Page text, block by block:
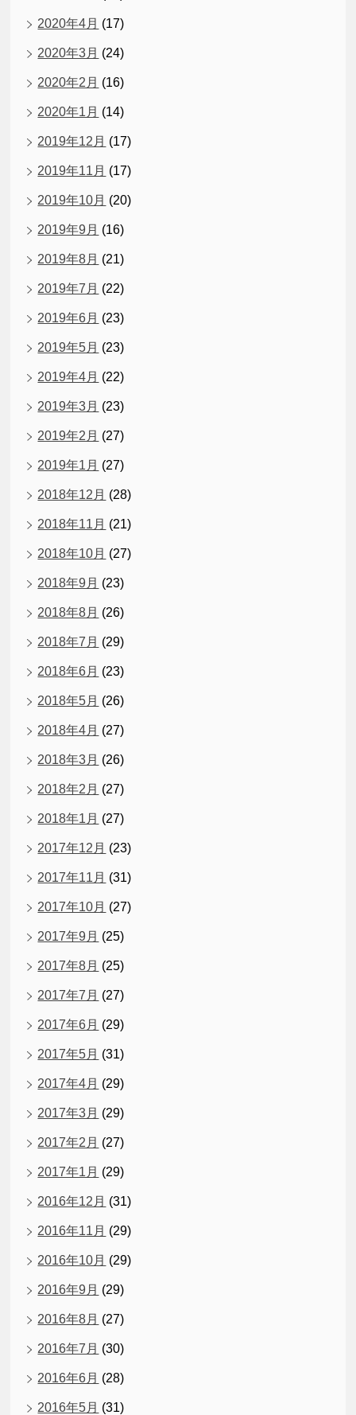
2020年4月 (17)
2020年3月 (24)
2020年2月 (16)
2020年1月 (14)
2019年12月 (17)
2019年11月 (17)
2019年10月 (20)
2019年9月 (16)
2019年8月 (21)
2019年7月 (22)
2019年6月 (23)
2019年5月 (23)
2019年4月 (22)
2019年3月 (23)
2019年2月 (27)
2019年1月 (27)
2018年12月 (28)
2018年11月 (21)
2018年10月 (27)
2018年9月 (23)
2018年8月 (26)
2018年7月 (29)
2018年6月 (23)
2018年5月 (26)
2018年4月 (27)
2018年3月 (26)
2018年2月 (27)
2018年1月 (27)
2017年12月 (23)
2017年11月 (31)
2017年10月 (27)
2017年9月 (25)
2017年8月 (25)
2017年7月 (27)
2017年6月 (29)
2017年5月 (31)
2017年4月 (29)
2017年3月 (29)
2017年2月 (27)
2017年1月 (29)
2016年12月 (31)
2016年11月 (29)
2016年10月 (29)
2016年9月 (29)
2016年8月 (27)
2016年7月 (30)
2016年6月 (28)
2016年5月 (31)